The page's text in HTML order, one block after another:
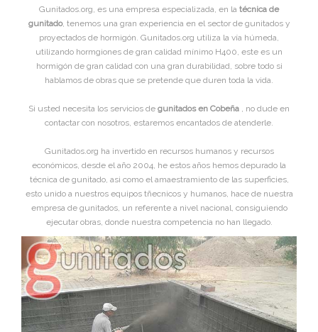
Gunitados.org, es una empresa especializada, en la técnica de
gunitado, tenemos una gran experiencia en el sector de gunitados y
proyectados de hormigón. Gunitados.org utiliza la vía húmeda,
utilizando hormgiones de gran calidad mínimo H400, este es un
hormigón de gran calidad con una gran durabilidad, sobre todo si
hablamos de obras que se pretende que duren toda la vida.
Si usted necesita los servicios de gunitados en Cobeña , no dude en
contactar con nosotros, estaremos encantados de atenderle.
Gunitados.org ha invertido en recursos humanos y recursos
económicos, desde el año 2004, he estos años hemos depurado la
técnica de gunitado, asi como el amaestramiento de las superficies,
esto unido a nuestros equipos tñecnicos y humanos, hace de nuestra
empresa de gunitados, un referente a nivel nacional, consiguiendo
ejecutar obras, donde nuestra competencia no han llegado.